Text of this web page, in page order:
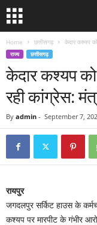
Home छत्तीसगढ़ केदार कश्यप
राज्य छत्तीसगढ़
केदार कश्यप
रही कांग्रेस:
By admin - September 7,
रायपुर
जगदलपुर सर्किट हाउस के
कश्यप पर मारपीट के गंभीर